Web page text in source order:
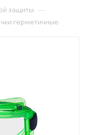
защиты —
герметичные